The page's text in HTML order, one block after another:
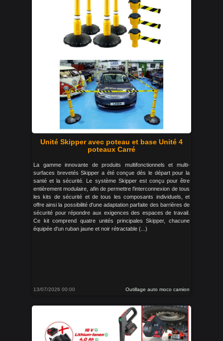
Unité Skipper avec poteau et base Unité 4
poteaux Carré
La gamme innovante de produits multifonctionnels et multi-
surfaces brevetés Skipper a été conçue dès le départ pour la
santé et la sécurité. Le système Skipper est conçu pour être
entièrement modulaire, afin de permettre l'interconnexion de tous
les kits de sécurité et de tous les composants individuels, et
offre ainsi la possibilité d'une adaptation parfaite des barrières de
sécurité pour répondre aux exigences des espaces de travail.
Ce kit comprend quatre unités principales Skipper, chacune
équipée d'un ruban jaune et noir rétractable (...)
13/07/2026 00:00 Outillage auto moco camion